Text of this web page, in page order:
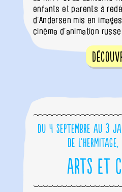
enfants et parents à
d’Andersen mis en
cinéma d’animation
Du 4 septembre au 3
de
Arts et